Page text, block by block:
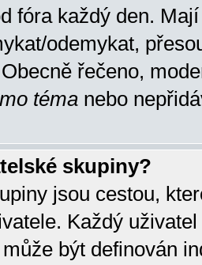
fóra každý den.
odemykat,
řečeno,
téma nebo
skupiny?
jsou cestou,
Každý
být definován